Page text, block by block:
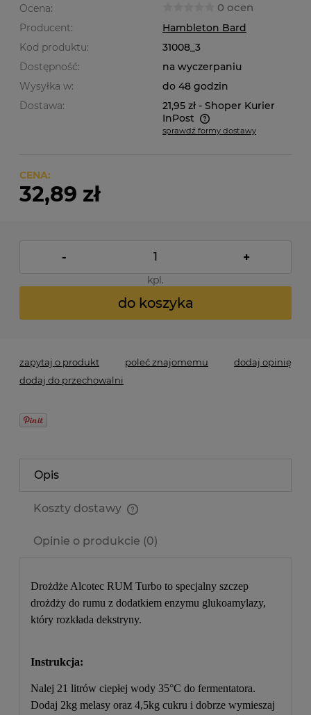
Ocena: 0 ocen
Producent:
Hambleton Bard
Kod produktu:
31008_3
Dostępność:
na wyczerpaniu
Wysyłka w:
do 48 godzin
Dostawa:
21,95 zł - Shoper Kurier
InPost
Cena nie zawiera ewentualnych kosztów płatności
sprawdź formy dostawy
CENA:
32,89 zł
- +
kpl.
do koszyka
zapytaj o produkt poleć znajomemu
dodaj opinię
dodaj do przechowalni
Opis
Koszty dostawy
Opinie o produkcie (0)
Drożdże Alcotec RUM Turbo to specjalny szczep
drożdży do rumu z dodatkiem enzymu glukoamylazy,
który rozkłada dekstryny.
Instrukcja:
Nalej 21 litrów ciepłej wody 35°C do fermentatora.
Dodaj 2kg melasy oraz 4,5kg cukru i dobrze wymieszaj